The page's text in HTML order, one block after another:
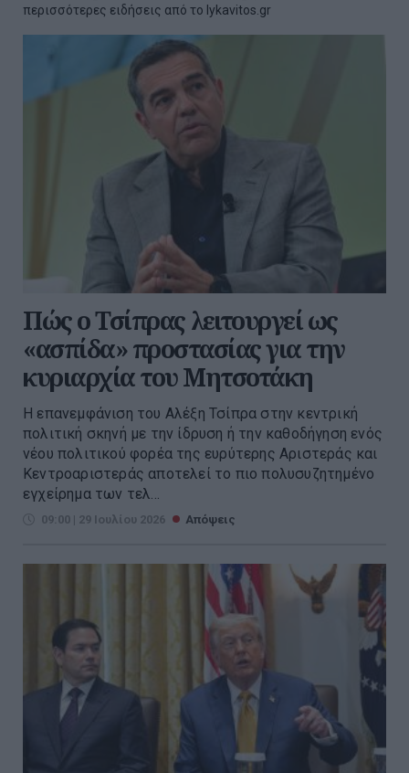
περισσότερες ειδήσεις από το lykavitos.gr
Πώς ο Τσίπρας λειτουργεί ως
«ασπίδα» προστασίας για την
κυριαρχία του Μητσοτάκη
Η επανεμφάνιση του Αλέξη Τσίπρα στην κεντρική
πολιτική σκηνή με την ίδρυση ή την καθοδήγηση ενός
νέου πολιτικού φορέα της ευρύτερης Αριστεράς και
Κεντροαριστεράς αποτελεί το πιο πολυσυζητημένο
εγχείρημα των τελ...
09:00 | 29 Ιουλίου 2026 Απόψεις